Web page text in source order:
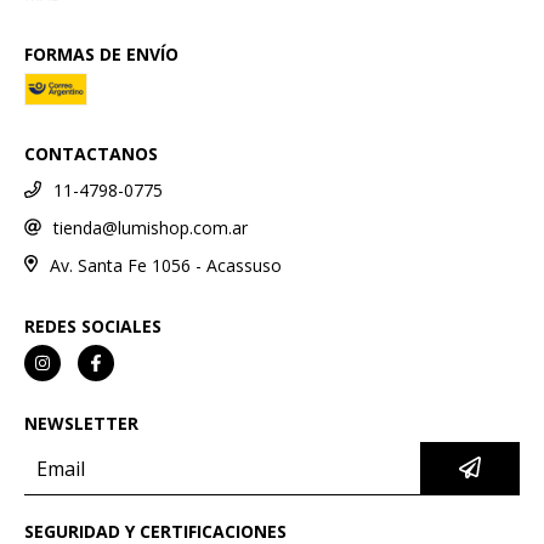
FORMAS DE ENVÍO
CONTACTANOS
11-4798-0775
tienda@lumishop.com.ar
Av. Santa Fe 1056 - Acassuso
REDES SOCIALES
NEWSLETTER
SEGURIDAD Y CERTIFICACIONES